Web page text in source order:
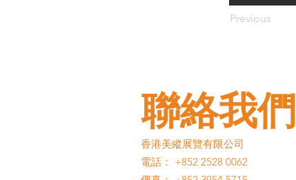
Previous
聯絡我們
香港美縱展覽有限公司
電話： +852 2528 0062